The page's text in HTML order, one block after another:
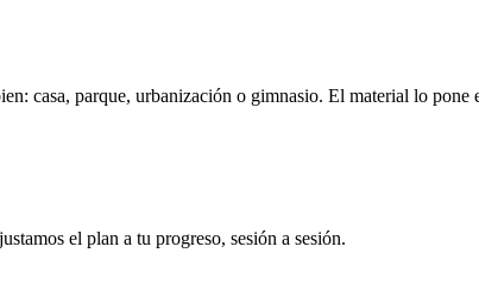
casa, parque, urbanización o gimnasio. El material lo pone
el plan a tu progreso, sesión a sesión.